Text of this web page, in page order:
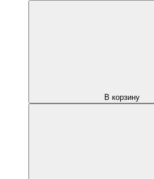
В корзину